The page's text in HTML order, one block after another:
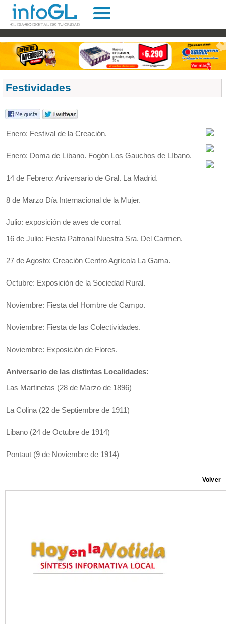
Festividades
Enero: Festival de la Creación.
Enero: Doma de Líbano. Fogón Los Gauchos de Líbano.
14 de Febrero: Aniversario de Gral. La Madrid.
8 de Marzo Día Internacional de la Mujer.
Julio: exposición de aves de corral.
16 de Julio: Fiesta Patronal Nuestra Sra. Del Carmen.
27 de Agosto: Creación Centro Agrícola La Gama.
Octubre: Exposición de la Sociedad Rural.
Noviembre: Fiesta del Hombre de Campo.
Noviembre: Fiesta de las Colectividades.
Noviembre: Exposición de Flores.
Aniversario de las distintas Localidades:
Las Martinetas (28 de Marzo de 1896)
La Colina (22 de Septiembre de 1911)
Libano (24 de Octubre de 1914)
Pontaut (9 de Noviembre de 1914)
Volver